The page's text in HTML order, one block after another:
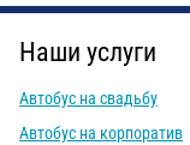
Наши услуги
Автобус на свадьбу
Автобус на корпоратив